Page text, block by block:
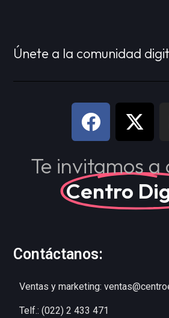
Únete a la comunidad
Te invitamos a
Centro
Contáctanos:
Ventas y marketing:
Telf.: (022) 2 433 471